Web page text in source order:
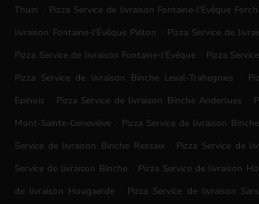
Thuin . Pizza Service de livraison Fontaine-l'Évêque
livraison Fontaine-l'Évêque Piéton . Pizza Service de
Pizza Service de livraison Fontaine-l'Évêque . Pizza
Pizza Service de livraison Binche Leval-Trahegnies
.
Épinois . Pizza Service de livraison Binche Anderlues .
Mont-Sainte-Geneviève . Pizza Service de livraison
Service de livraison Binche Ressaix . Pizza Service de
Service de livraison Binche . Pizza Service de livraison
de livraison Hougaerde . Pizza Service de livraison